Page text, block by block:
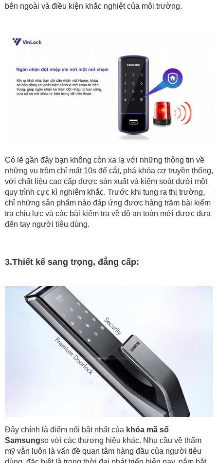
bên ngoài và điều kiện khắc nghiệt của môi trường.
Có lẽ gần đây bạn không còn xa lạ với những thông tin về
những vụ trộm chỉ mất 10s để cắt, phá khóa cơ truyền thống,
với chất liệu cao cấp được sản xuất và kiểm soát dưới một
quy trình cực kì nghiêm khắc. Trước khi tung ra thị trường,
chỉ những sản phẩm nào đáp ứng được hàng trăm bài kiểm
tra chịu lực và các bài kiểm tra về độ an toàn mới được đưa
đến tay người tiêu dùng.
3.Thiết kế sang trọng, đẳng cấp:
Đây chính là điểm nổi bật nhất của khóa mã số
Samsungso với các thương hiệu khác. Nhu cầu về thẩm
mỹ vẫn luôn là vấn đề quan tâm hàng đầu của người tiêu